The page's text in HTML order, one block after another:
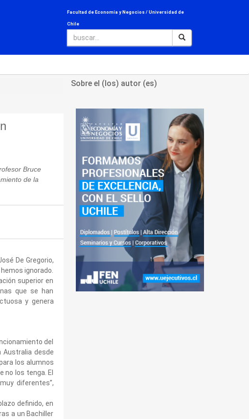
Facultad de Economía y Negocios / Universidad de
Chile
Bruce
de la
De Gregorio,
ignorado.
superior en
que se han
y genera
del
desde
los alumnos
no los tenga. El
diferentes”,
definido, en
a un Bachiller
Sobre el (los) autor (es)